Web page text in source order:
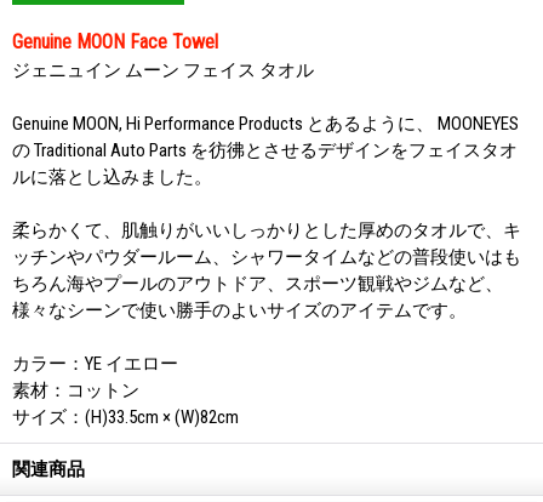
Genuine MOON Face Towel
ジェニュイン ムーン フェイス タオル
Genuine MOON, Hi Performance Products とあるように、 MOONEYES
の Traditional Auto Parts を彷彿とさせるデザインをフェイスタオ
ルに落とし込みました。
柔らかくて、肌触りがいいしっかりとした厚めのタオルで、キ
ッチンやパウダールーム、シャワータイムなどの普段使いはも
ちろん海やプールのアウトドア、スポーツ観戦やジムなど、
様々なシーンで使い勝手のよいサイズのアイテムです。
カラー：YE イエロー
素材：コットン
サイズ：(H)33.5cm × (W)82cm
関連商品